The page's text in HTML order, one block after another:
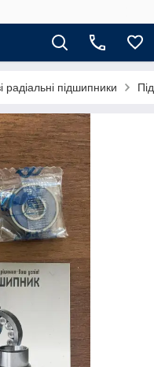
радіальні підшипники